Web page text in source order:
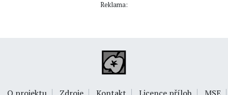
Reklama: